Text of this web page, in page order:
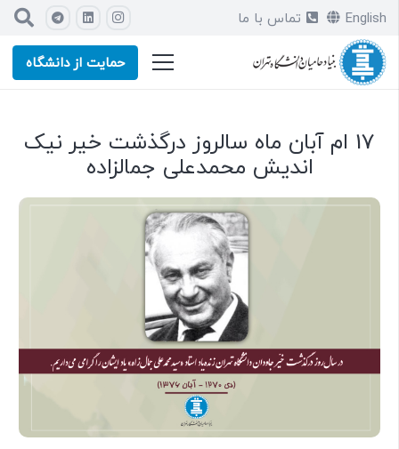
English
تماس با ما
حمایت از دانشگاه
17 ام آبان ماه سالروز درگذشت خیر نیک
اندیش محمدعلی جمالزاده